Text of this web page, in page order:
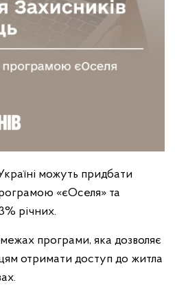
можуть придбати
«єОселя» та
річних.
програми, яка дозволяє
отримати доступ до житла